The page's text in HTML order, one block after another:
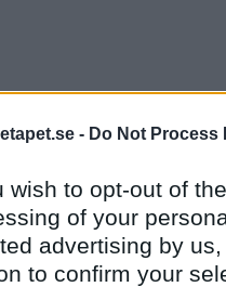
- Do Not Process
wish to opt-out of
of your
advertising by
to confirm your